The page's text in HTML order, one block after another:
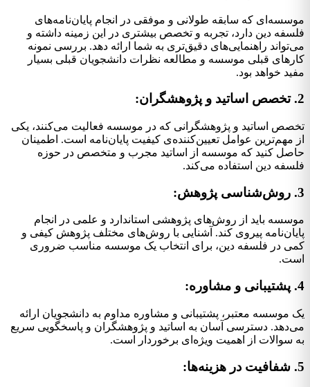
موسسه‌ای که سابقه طولانی و موفقی در انجام پایان‌نامه‌های
فلسفه دین دارد، تجربه و تخصص بیشتری در این زمینه داشته و
می‌تواند راهنمایی‌های دقیق‌تری به شما ارائه دهد. بررسی نمونه
کارهای قبلی موسسه و مطالعه نظرات دانشجویان قبلی بسیار
مفید خواهد بود.
2. تخصص اساتید و پژوهشگران:
تخصص اساتید و پژوهشگرانی که در موسسه فعالیت می‌کنند، یکی
از مهم‌ترین عوامل تعیین‌کننده‌ی کیفیت پایان‌نامه است. اطمینان
حاصل کنید که موسسه از اساتید مجرب و متخصص در حوزه
فلسفه دین استفاده می‌کند.
3. روش‌شناسی پژوهش:
موسسه باید از روش‌های پژوهشی استاندارد و علمی در انجام
پایان‌نامه پیروی کند. آشنایی با روش‌های مختلف پژوهش کیفی و
کمی در فلسفه دین، برای انتخاب یک موسسه مناسب ضروری
است.
4. پشتیبانی و مشاوره:
یک موسسه معتبر، پشتیبانی و مشاوره مداوم به دانشجویان ارائه
می‌دهد. دسترسی آسان به اساتید و پژوهشگران و پاسخگویی سریع
به سوالات از اهمیت ویژه‌ای برخوردار است.
5. شفافیت در هزینه‌ها: